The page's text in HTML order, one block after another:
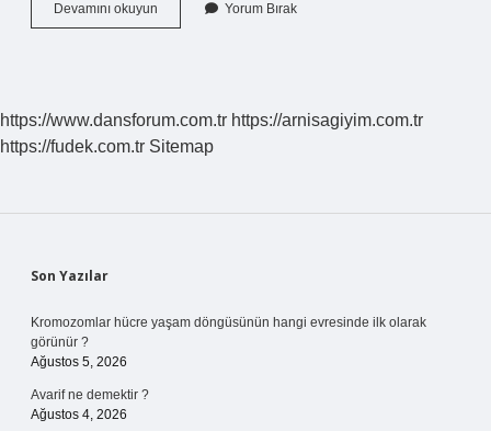
Devamını okuyun
Ne
Yorum Bırak
https://www.dansforum.com.tr https://arnisagiyim.com.tr
https://fudek.com.tr Sitemap
Sidebar
Son Yazılar
Kromozomlar hücre yaşam döngüsünün hangi evresinde ilk olarak
görünür ?
Ağustos 5, 2026
Avarif ne demektir ?
Ağustos 4, 2026